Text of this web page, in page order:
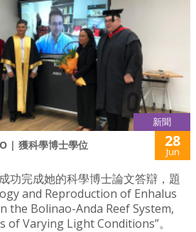
新聞
| 獲科學博士學位 28
Jun
功完成她的科學博士論文答辯，題
and Reproduction of Enhalus
the Bolinao-Anda Reef System,
of Varying Light Conditions”。